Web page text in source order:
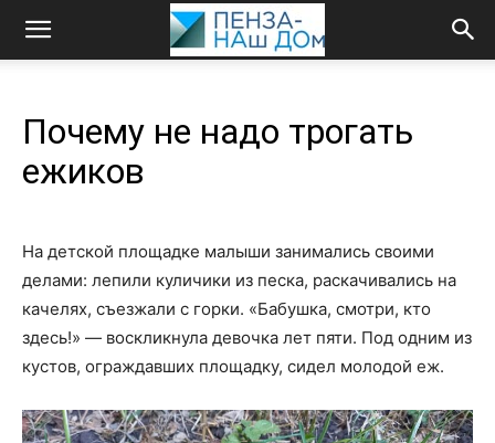
Почему не надо трогать
ежиков
На детской площадке малыши занимались своими
делами: лепили куличики из песка, раскачивались на
качелях, съезжали с горки. «Бабушка, смотри, кто
здесь!» — воскликнула девочка лет пяти. Под одним из
кустов, ограждавших площадку, сидел молодой еж.